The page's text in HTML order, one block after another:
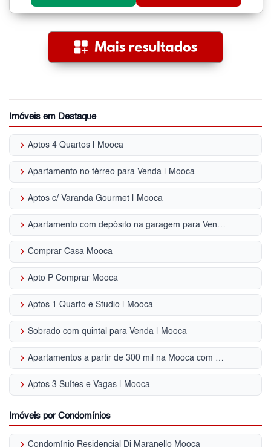
Imóveis em Destaque
keyboard_arrow_right Aptos 4 Quartos | Mooca
keyboard_arrow_right Apartamento no térreo para Venda | Mooca
keyboard_arrow_right Aptos c/ Varanda Gourmet | Mooca
keyboard_arrow_right Apartamento com depósito na garagem para Venda | Mooca
keyboard_arrow_right Comprar Casa Mooca
keyboard_arrow_right Apto P Comprar Mooca
keyboard_arrow_right Aptos 1 Quarto e Studio | Mooca
keyboard_arrow_right Sobrado com quintal para Venda | Mooca
keyboard_arrow_right Apartamentos a partir de 300 mil na Mooca com 2 quartos, Zona Leste, SP
keyboard_arrow_right Aptos 3 Suítes e Vagas | Mooca
Imóveis por Condomínios
Condomínio Residencial Di Maranello Mooca